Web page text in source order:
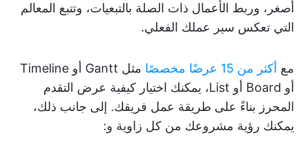
أصغر، وربط الأعمال ذات الصلة بالتبعيات، وتتبع المعالم
التي تعكس سير عملك الفعلي.
مع أكثر من 15 عرضًا مخصصًا
مثل Gantt أو Timeline
أو Board أو List، يمكنك اختيار كيفية عرض التقدم
المحرز بناءً على طريقة عمل فريقك. إلى جانب ذلك،
يمكنك رؤية مشروعك من كل زاوية و: